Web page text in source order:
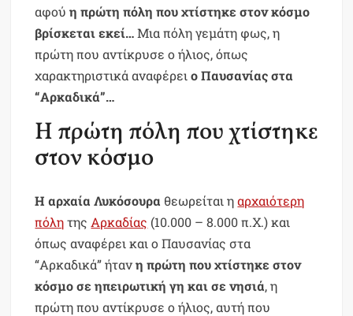
αφούη πρώτη πόλη που χτίστηκε στον κόσμο
βρίσκεται εκεί…Μια πόλη γεμάτη φως, η
πρώτη που αντίκρυσε ο ήλιος, όπως
χαρακτηριστικά αναφέρειο Παυσανίας στα
“Αρκαδικά”…
Η πρώτη πόλη που χτίστηκε
στον κόσμο
Η αρχαία Λυκόσουρα θεωρείται ηαρχαιότερη
πόλητης Aρκαδίας (10.000 – 8.000 π.Χ.) και
όπως αναφέρει και ο Παυσανίας στα
“Aρκαδικά” ήτανη πρώτη που χτίστηκε στον
κόσμο σε ηπειρωτική γη και σε νησιά, η
πρώτη που αντίκρυσε ο ήλιος, αυτή που